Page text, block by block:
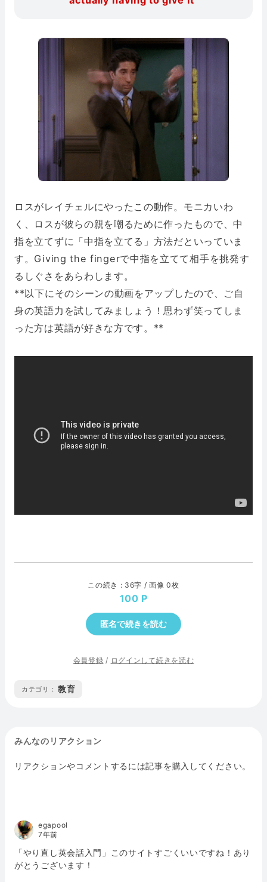
ロスがレイチェルにやったこの動作。モニカいわ
く、ロスが彼らの親を嘲るために作ったもので、中
指を立てずに「中指を立てる」方法だといっていま
す。Giving the fingerで中指を立てて相手を挑発す
るしぐさをあらわします。
**以下にそのシーンの動画をアップしたので、ご自
身の英語力を試してみましょう！思わず笑ってしま
った方は英語が好きな方です。**
この続き : 36字 / 画像 0枚
100
匿名で続きを読む
会員登録 / ログインして続きを読む
カテゴリ : 教育
みんなのリアクション
リアクションやコメントするには記事を購入してください。
egapool
7年前
「やり直し英会話入門」このサイトすごくいいですね！あり
がとうございます！